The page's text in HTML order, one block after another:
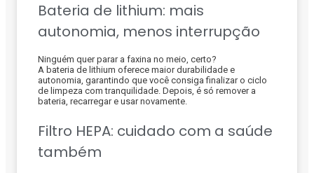
Bateria de lithium: mais
autonomia, menos interrupção
Ninguém quer parar a faxina no meio, certo?
A bateria de lithium oferece maior durabilidade e
autonomia, garantindo que você consiga finalizar o ciclo
de limpeza com tranquilidade. Depois, é só remover a
bateria, recarregar e usar novamente.
Filtro HEPA: cuidado com a saúde
também